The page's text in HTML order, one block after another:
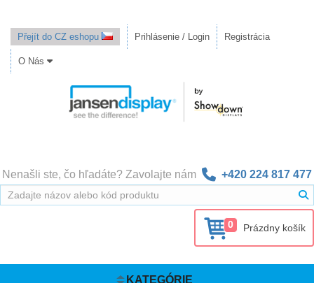
Přejít do CZ eshopu Prihlásenie / Login Registrácia
O Nás
Nenašli ste, čo hľadáte? Zavolajte nám +420 224 817 477
0 Prázdny košík
KATEGÓRIE